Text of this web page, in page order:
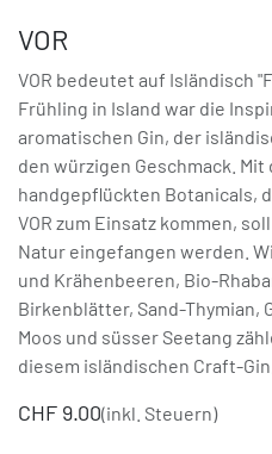
VOR
VOR bedeutet auf Isländisch
Frühling in Island war die
aromatischen Gin, der
den würzigen Geschmack.
handgepflückten Botanicals,
VOR zum Einsatz kommen,
Natur eingefangen werden.
und Krähenbeeren, Bio-
Birkenblätter, Sand-Thymian,
Moos und süsser Seetang
diesem isländischen Craft-Gin.
CHF 9.00(inkl. Steuern)